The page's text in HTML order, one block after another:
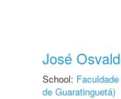
José
School:
de Guaratinguetá)